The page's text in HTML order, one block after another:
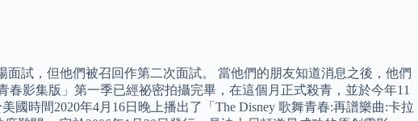
試，但他們被召回作第二次面試。 當他們的朋友知道消息之後，他們
影集版」第一季已經祕密拍攝完畢，在這個月正式殺青，並於今年11
時間2020年4月16日晚上播出了「The Disney 歌舞青春:再譜樂曲:卡拉